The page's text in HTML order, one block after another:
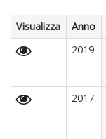
Visualizza Anno
2019
2017